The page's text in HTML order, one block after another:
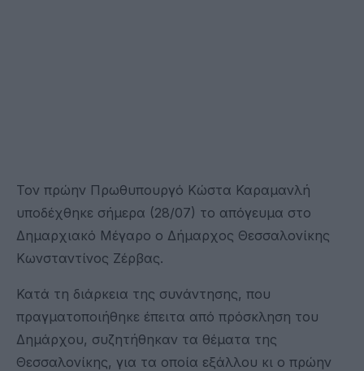
Τον πρώην Πρωθυπουργό Κώστα Καραμανλή
υποδέχθηκε σήμερα (28/07) το απόγευμα στο
Δημαρχιακό Μέγαρο ο Δήμαρχος Θεσσαλονίκης
Κωνσταντίνος Ζέρβας.
Κατά τη διάρκεια της συνάντησης, που
πραγματοποιήθηκε έπειτα από πρόσκληση του
Δημάρχου, συζητήθηκαν τα θέματα της
Θεσσαλονίκης, για τα οποία εξάλλου κι ο πρώην